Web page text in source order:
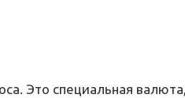
Это специальная